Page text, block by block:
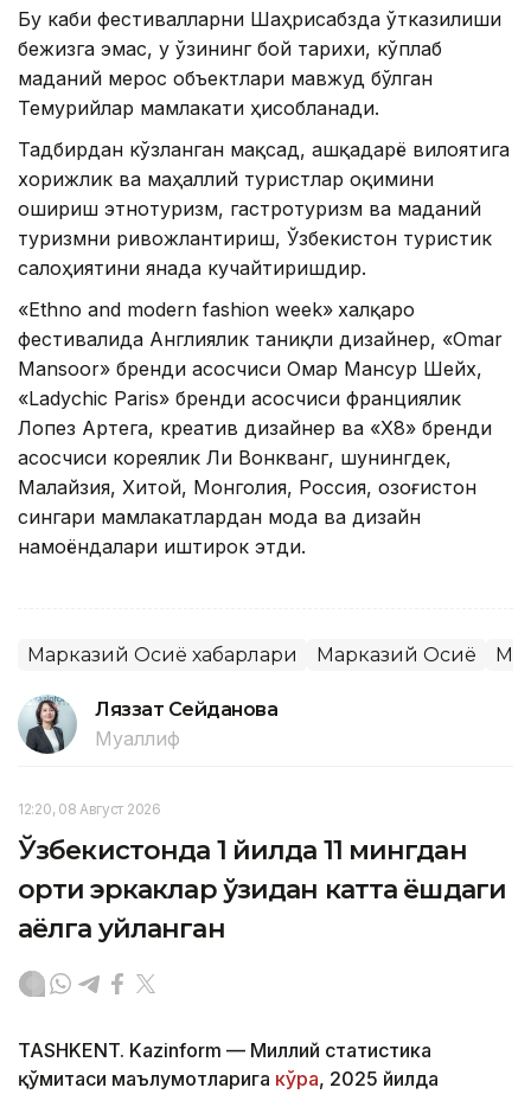
Бу каби фестивалларни Шаҳрисабзда ўтказилиши
бежизга эмас, у ўзининг бой тарихи, кўплаб
маданий мерос объектлари мавжуд бўлган
Темурийлар мамлакати ҳисобланади.
Тадбирдан кўзланган мақсад, Қашқадарё вилоятига
хорижлик ва маҳаллий туристлар оқимини
ошириш этнотуризм, гастротуризм ва маданий
туризмни ривожлантириш, Ўзбекистон туристик
салоҳиятини янада кучайтиришдир.
«Ethno and modern fashion week» халқаро
фестивалида Англиялик таниқли дизайнер, «Omar
Mansoor» бренди асосчиси Омар Мансур Шейх,
«Ladychic Paris» бренди асосчиси франциялик
Лопез Артега, креатив дизайнер ва «Х8» бренди
асосчиси кореялик Ли Вонкванг, шунингдек,
Малайзия, Хитой, Монголия, Россия, Қозоғистон
сингари мамлакатлардан мода ва дизайн
намоёндалари иштирок этди.
Марказий Осиё хабарлари Марказий Осиё
Ляззат Сейданова
Муаллиф
12:20, 08 Август 2026
Ўзбекистонда 1 йилда 11 мингдан
ортиқ эркаклар ўзидан катта ёшдаги
аёлга уйланган
TASHKENT. Kazinform — Миллий статистика
қўмитаси маълумотларига кўра, 2025 йилда